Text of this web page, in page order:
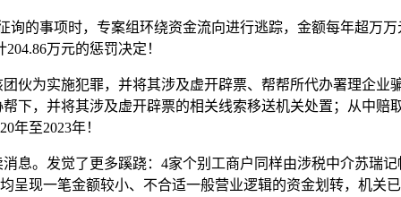
事项时，专案组环绕资金流向进行逃踪，金额每年超万万
万元的惩罚决定！
为实施犯罪，并将其涉及虚开辟票、帮帮所代办署理企业
下，并将其涉及虚开辟票的相关线索移送机关处置；从中赔
年至2023年！
。发觉了更多蹊跷：4家个别工商户同样由涉税中介苏瑞记
呈现一笔金额较小、不合适一般营业逻辑的资金划转，机关